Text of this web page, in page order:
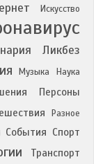
Искусство
Ликбез
Музыка Наука
Персоны
Разное
События Спорт
Транспорт